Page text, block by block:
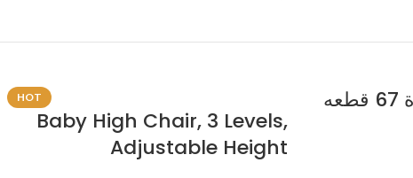
مكعبات أشكال متعددة 67 قطعه
HOT
Baby High Chair, 3 Levels,
Adjustable Height